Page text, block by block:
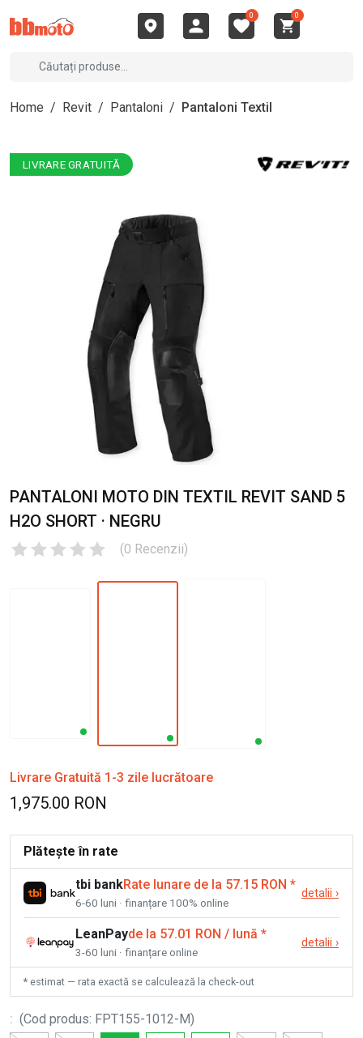
0 0
Home / Revit / Pantaloni / Pantaloni Textil
LIVRARE GRATUITĂ
PANTALONI MOTO DIN TEXTIL REVIT SAND 5
H2O SHORT · NEGRU
(0 Recenzii)
Livrare Gratuită 1-3 zile lucrătoare
1,975.00 RON
Plătește în rate
tbi bankRate lunare de la 57.15 RON *
6-60 luni · finanțare 100% online
detalii ›
LeanPayde la 57.01 RON / lună *
3-60 luni · finanțare online
detalii ›
* estimat — rata exactă se calculează la check-out
: (Cod produs: FPT155-1012-M)